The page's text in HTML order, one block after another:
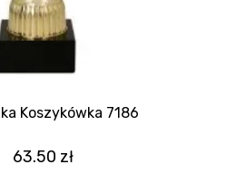
Koszykówka 7186
63.50 zł